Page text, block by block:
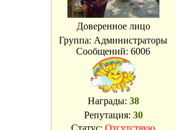
Доверенное лицо
Группа: Администраторы
Сообщений: 6006
Награды: 38
Репутация: 30
Статус: Отсутствую